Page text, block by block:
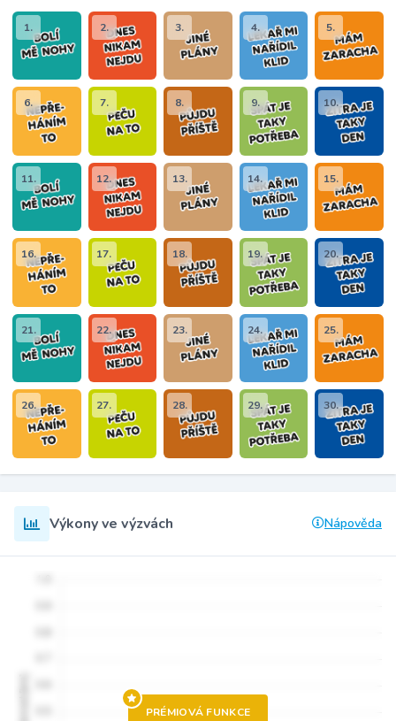
1. 2. 3. 4. 5.
6. 7. 8. 9. 10.
11. 12. 13. 14. 15.
16. 17. 18. 19. 20.
21. 22. 23. 24. 25.
26. 27. 28. 29. 30.
Výkony ve výzvách Nápověda
PRÉMIOVÁ FUNKCE